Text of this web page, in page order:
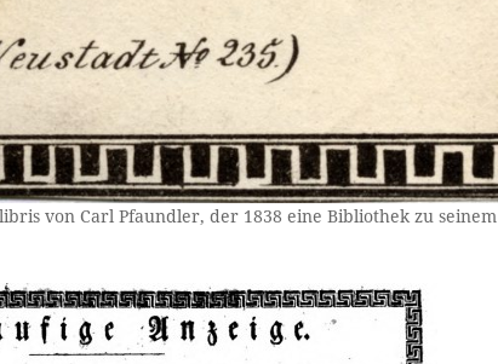
von Carl Pfaundler, der 1838 eine Bibliothek zu seinem